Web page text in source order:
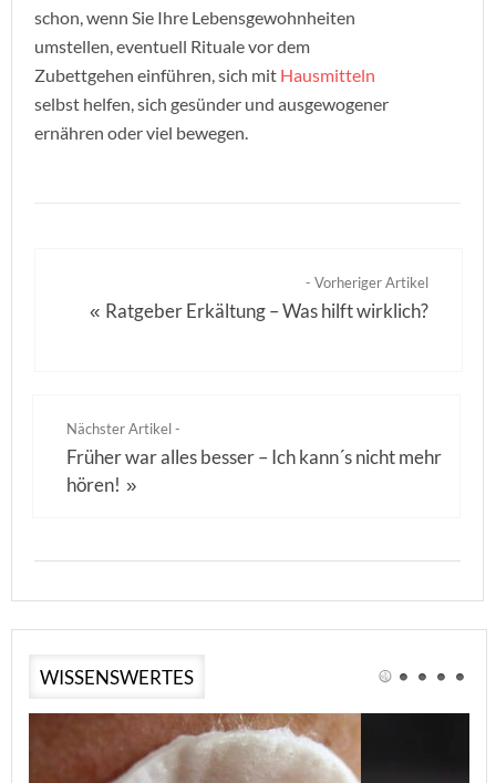
schon, wenn Sie Ihre Lebensgewohnheiten
umstellen, eventuell Rituale vor dem
Zubettgehen einführen, sich mit Hausmitteln
selbst helfen, sich gesünder und ausgewogener
ernähren oder viel bewegen.
- Vorheriger Artikel
« Ratgeber Erkältung – Was hilft wirklich?
Nächster Artikel -
Früher war alles besser – Ich kann´s nicht mehr
hören! »
WISSENSWERTES